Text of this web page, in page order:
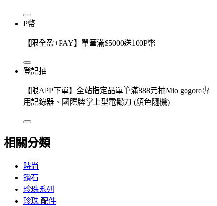
P幣
【限全盈+PAY】單筆滿$5000送100P幣
登記抽
【限APP下單】全站指定品單筆滿888元抽Mio gogoro專
用記錄器、國際牌掌上型電鬍刀 (顏色隨機)
相關分類
時尚
鑽石
珍珠系列
珍珠 配件